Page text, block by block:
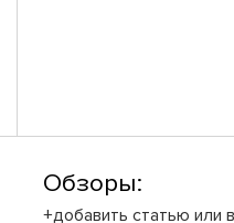
Обзоры:
+добавить статью или